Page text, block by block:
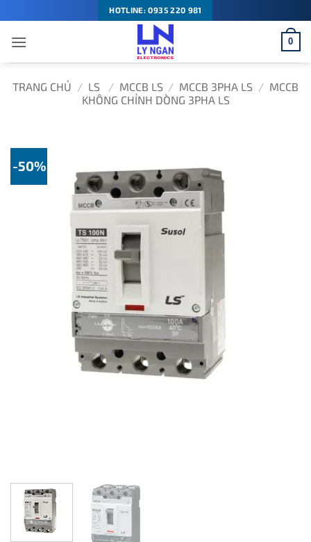
qua
nội
dung
HOTLINE: 0935 220 981
0
TRANG CHỦ / LS / MCCB LS / MCCB 3PHA LS / MCCB
KHÔNG CHỈNH DÒNG 3PHA LS
-50%